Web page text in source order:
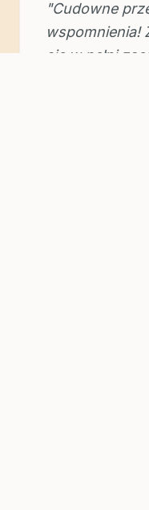
"Cudowne
wspomnienia!
się w pełni